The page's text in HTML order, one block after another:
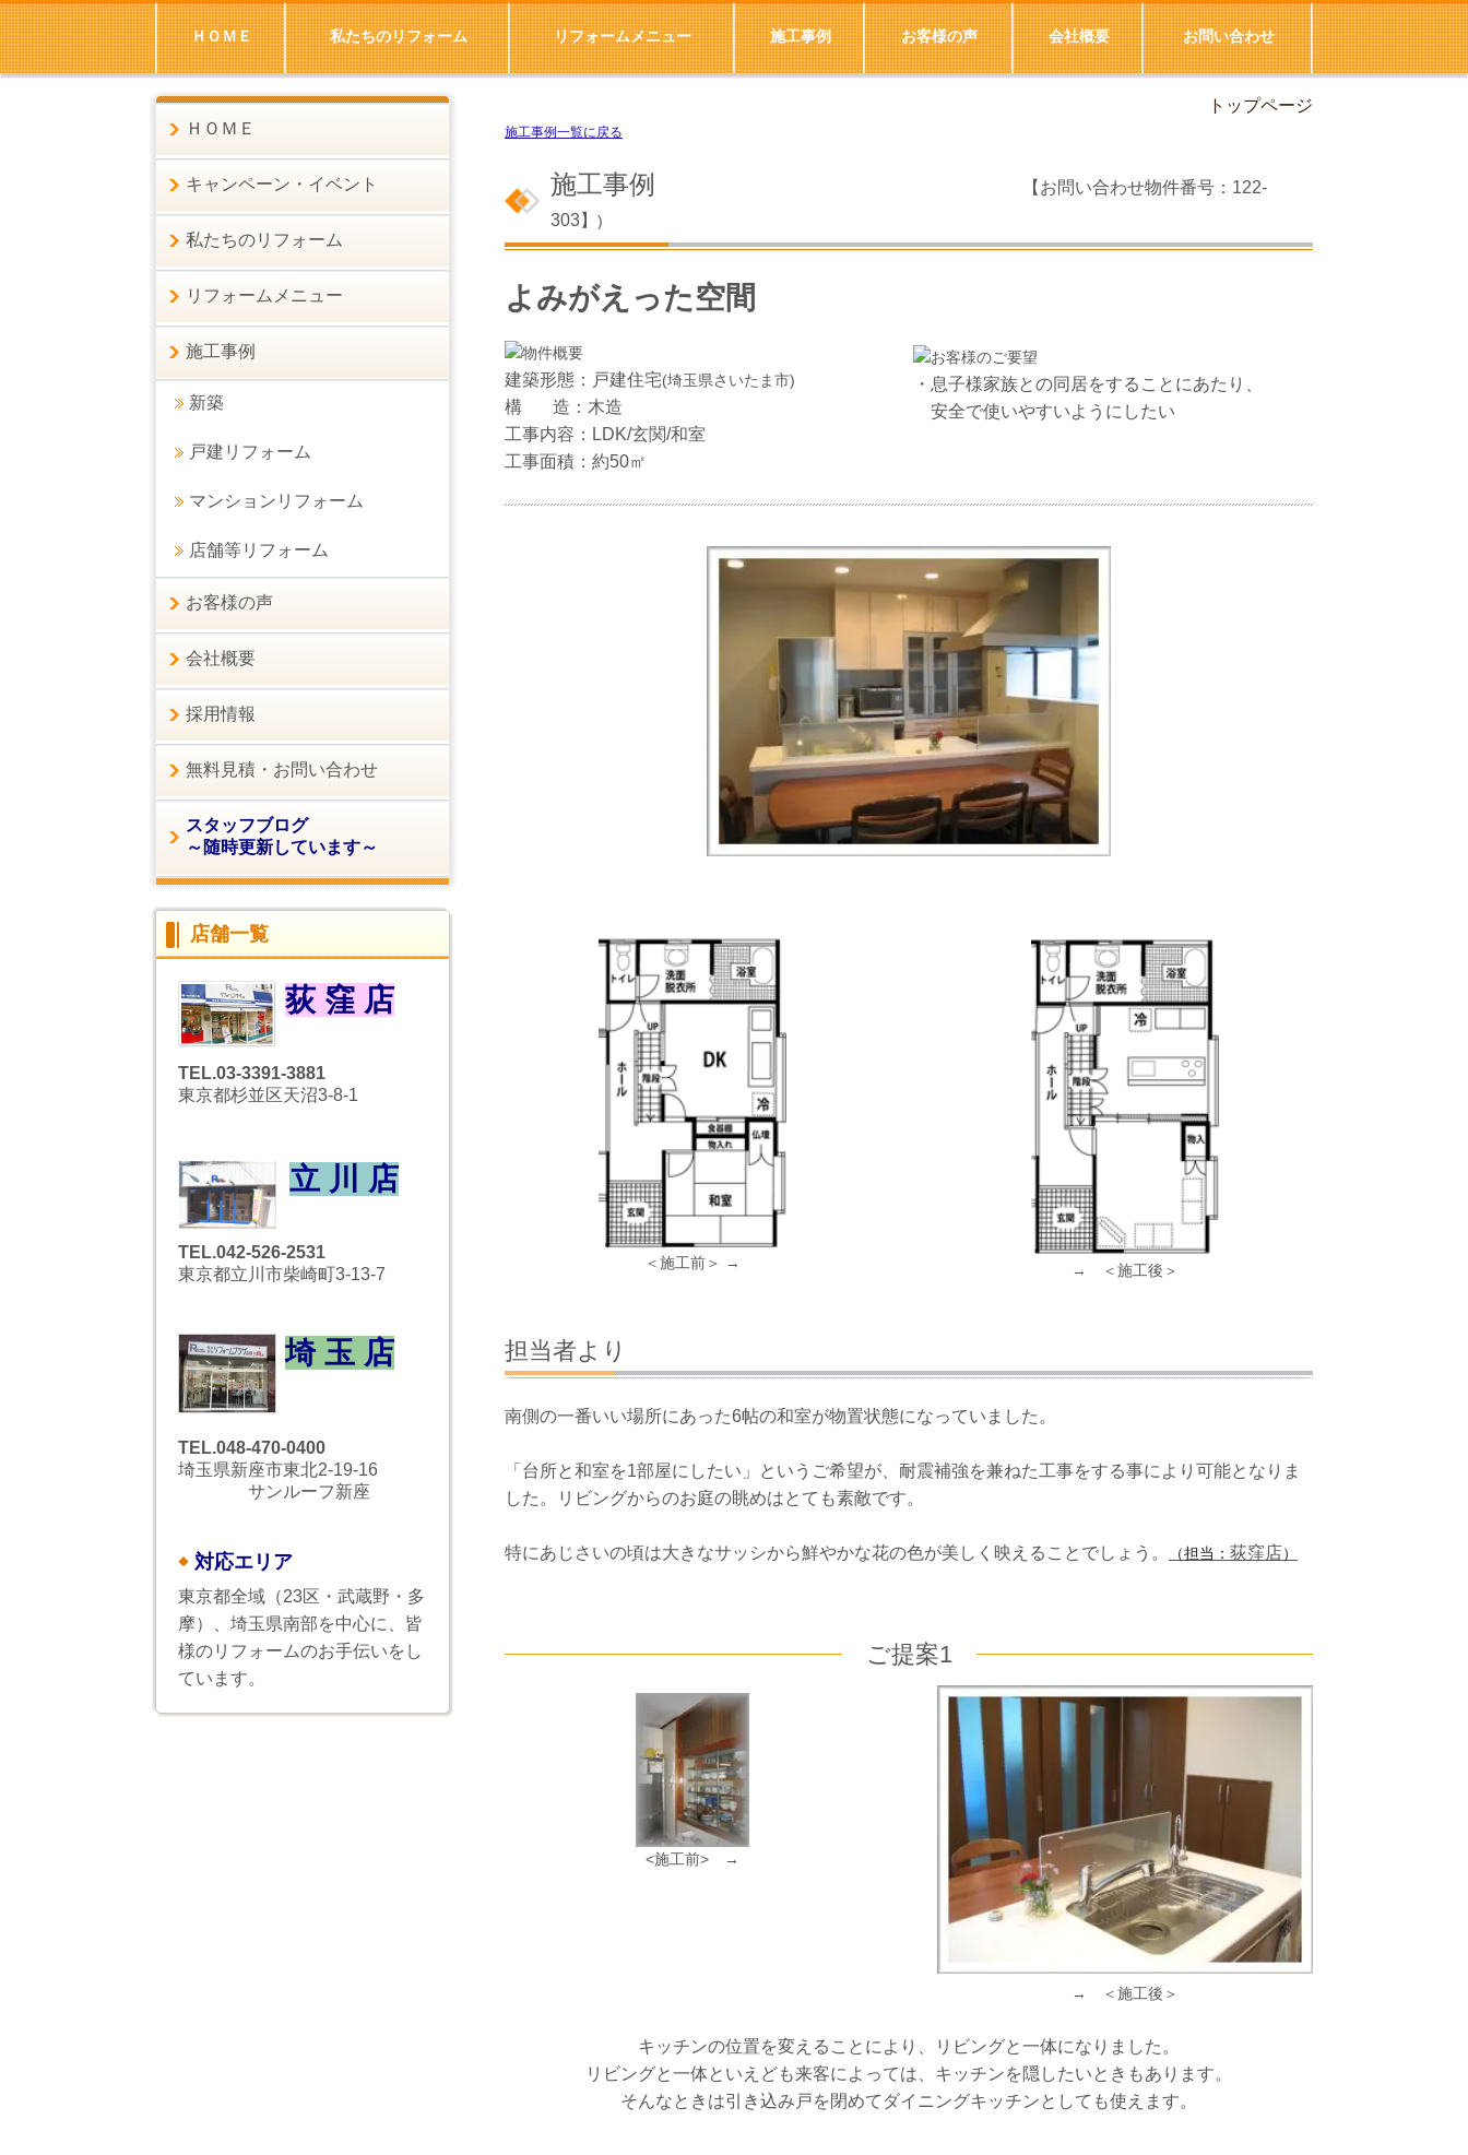
ＨＯＭＥ 私たちのリフォーム リフォームメニュー 施工事例 お客様の声 会社概要 お問い合わせ
トップページ
施工事例一覧に戻る
施工事例
【お問い合わせ物件番号：122-
303】 )
よみがえった空間
建築形態：戸建住宅(埼玉県さいたま市)
構 造：木造
工事内容：LDK/玄関/和室
工事面積：約50㎡
・息子様家族との同居をすることにあたり、
安全で使いやすいようにしたい
＜施工前＞ → → ＜施工後＞
担当者より
南側の一番いい場所にあった6帖の和室が物置状態になっていました。
「台所と和室を1部屋にしたい」というご希望が、耐震補強を兼ねた工事をする事により可能となりま
した。リビングからのお庭の眺めはとても素敵です。
特にあじさいの頃は大きなサッシから鮮やかな花の色が美しく映えることでしょう。 （担当： 荻窪店）
ご提案1
<施工前> →
→ ＜施工後＞
キッチンの位置を変えることにより、リビングと一体になりました。
リビングと一体といえども来客によっては、キッチンを隠したいときもあります。
そんなときは引き込み戸を閉めてダイニングキッチンとしても使えます。
ＨＯＭＥ
キャンペーン・イベント
私たちのリフォーム
リフォームメニュー
施工事例
新築
戸建リフォーム
マンションリフォーム
店舗等リフォーム
お客様の声
会社概要
採用情報
無料見積・お問い合わせ
スタッフブログ
～随時更新しています～
店舗一覧
荻 窪 店
TEL.03-3391-3881
東京都杉並区天沼3-8-1
立 川 店
TEL.042-526-2531
東京都立川市柴崎町3-13-7
埼 玉 店
TEL.048-470-0400
埼玉県新座市東北2-19-16
サンルーフ新座
対応エリア
東京都全域（23区・武蔵野・多
摩）、埼玉県南部を中心に、皆
様のリフォームのお手伝いをし
ています。